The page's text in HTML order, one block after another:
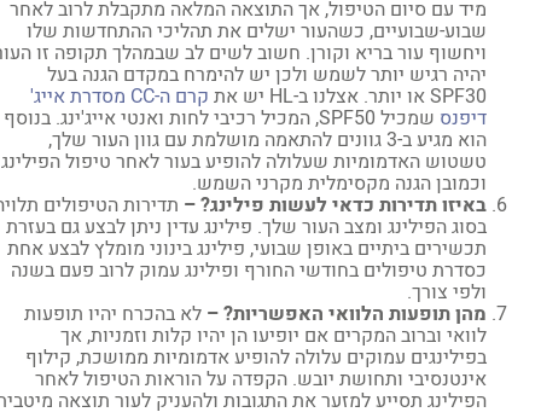
מיד עם סיום הטיפול, אך התוצאה המלאה מתקבלת לרוב לאחר
שבוע-שבועיים, כשהעור ישלים את תהליכי ההתחדשות שלו
ויחשוף עור בריא וקורן. חשוב לשים לב שבמהלך תקופה זו העור
יהיה רגיש יותר לשמש ולכן יש להימרח במקדם הגנה בעל
SPF30 או יותר. אצלנו ב-HL יש את קרם ה-CC מסדרת אייג'
דיפנס שמכיל SPF50, המכיל רכיבי לחות ואנטי אייג'ינג. בנוסף
הוא מגיע ב-3 גוונים להתאמה מושלמת עם גוון העור שלך,
טשטוש האדמומיות שעלולה להופיע בעור לאחר טיפול הפילינג
וכמובן הגנה מקסימלית מקרני השמש.
באיזו תדירות כדאי לעשות פילינג? –תדירות הטיפולים תלויה
בסוג הפילינג ומצב העור שלך. פילינג עדין ניתן לבצע גם בעזרת
תכשירים ביתיים באופן שבועי, פילינג בינוני מומלץ לבצע אחת
כסדרת טיפולים בחודשי החורף ופילינג עמוק לרוב פעם בשנה
ולפי צורך.
מהן תופעות הלוואי האפשריות? –לא בהכרח יהיו תופעות
לוואי וברוב המקרים אם יופיעו הן יהיו קלות וזמניות, אך
בפילינגים עמוקים עלולה להופיע אדמומיות ממושכת, קילוף
אינטנסיבי ותחושת יובש. הקפדה על הוראות הטיפול לאחר
הפילינג תסייע למזער את התגובות ולהעניק לעור תוצאה מיטבית.